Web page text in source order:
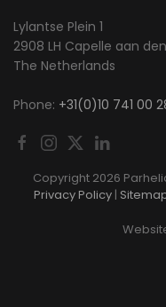
Lylantse Plein 1
2908 LH Capelle aan
The Netherlands
Phone: +31(0)10 741 00
Copyright 2026
Privacy Policy|